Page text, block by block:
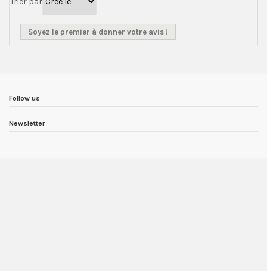
Soyez le premier à donner votre avis !
Follow us
Newsletter